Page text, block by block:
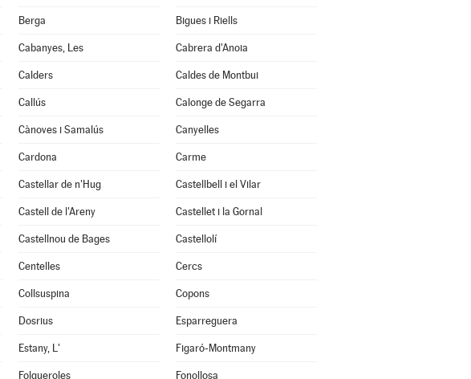
Berga Bigues i Riells
Cabanyes, Les Cabrera d'Anoia
Calders Caldes de Montbui
Callús Calonge de Segarra
Cànoves i Samalús Canyelles
Cardona Carme
Castellar de n'Hug Castellbell i el Vilar
Castell de l'Areny Castellet i la Gornal
Castellnou de Bages Castellolí
Centelles Cercs
Collsuspina Copons
Dosrius Esparreguera
Estany, L' Figaró-Montmany
Folgueroles Fonollosa